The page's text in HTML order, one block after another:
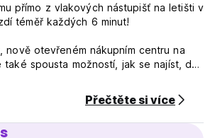
přímo z vlakových nástupišť na letišti v
téměř každých 6 minut!
nově otevřeném nákupním centru na
spousta možností, jak se najíst, dát
Garden je maximalizován tak, aby
atmosféru pro spojení s podobně
komunitního prostoru lze využít co-
Přečtěte si více